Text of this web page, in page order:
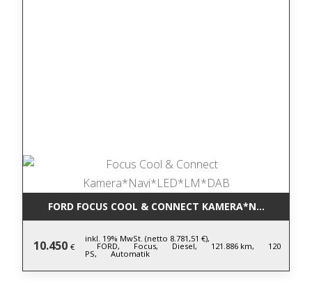
FORD FOCUS COOL & CONNECT
10.450 €
inkl. 19% MwSt. (netto 8.781,51 €),
FORD, Focus, Diesel, 121.886 km, 120
PS, Automatik